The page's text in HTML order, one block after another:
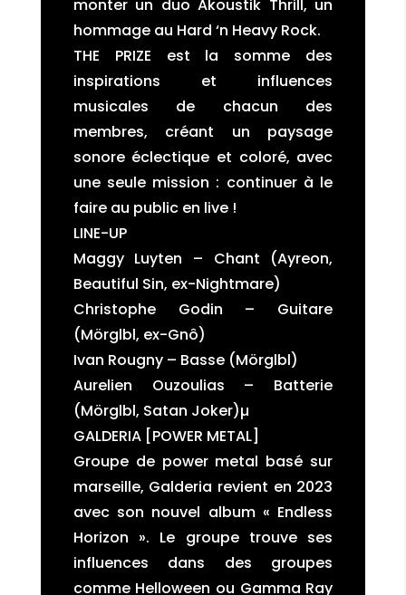
monter un duo Akoustik Thrill, un
hommage au Hard ‘n Heavy Rock.
THE PRIZE est la somme des
inspirations et influences
musicales de chacun des
membres, créant un paysage
sonore éclectique et coloré, avec
une seule mission : continuer à le
faire au public en live !
LINE-UP
Maggy Luyten – Chant (Ayreon,
Beautiful Sin, ex-Nightmare)
Christophe Godin – Guitare
(Mörglbl, ex-Gnô)
Ivan Rougny – Basse (Mörglbl)
Aurelien Ouzoulias – Batterie
(Mörglbl, Satan Joker)µ
GALDERIA [POWER METAL]
Groupe de power metal basé sur
marseille, Galderia revient en 2023
avec son nouvel album « Endless
Horizon ». Le groupe trouve ses
influences dans des groupes
comme Helloween ou Gamma Ray